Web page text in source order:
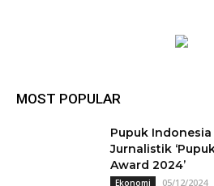
MOST POPULAR
Pupuk
Jurnalistik
Award 2024’
Ekonomi 05/12/2024